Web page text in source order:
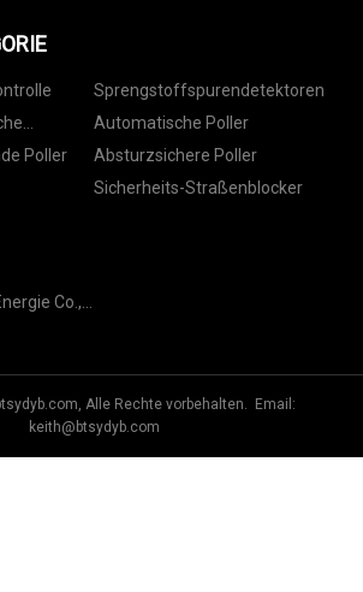
Sprengstoffspurendetektoren
Automatische Poller
Poller
Absturzsichere Poller
Sicherheits-Straßenblocker
Alle Rechte vorbehalten. Email:
keith@btsydyb.com